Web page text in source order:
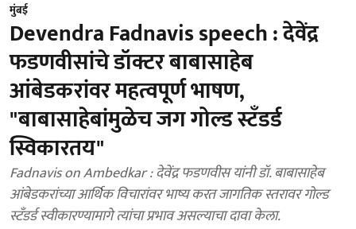
मुंबई
Devendra Fadnavis speech : देवेंद्र
फडणवीसांचे डॉक्टर बाबासाहेब
आंबेडकरांवर महत्वपूर्ण भाषण,
"बाबासाहेबांमुळेच जग गोल्ड स्टँडर्ड
स्विकारतय"
Fadnavis on Ambedkar : देवेंद्र फडणवीस यांनी डॉ. बाबासाहेब
आंबेडकरांच्या आर्थिक विचारांवर भाष्य करत जागतिक स्तरावर गोल्ड
स्टँडर्ड स्वीकारण्यामागे त्यांचा प्रभाव असल्याचा दावा केला.